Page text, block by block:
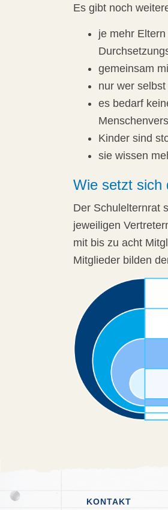
Es gibt noch
je mehr
gemeinsam
nur wer
es bedarf
Kinder sind
sie wissen
Wie setzt sich
Der Schulelternrat
jeweiligen
mit bis zu acht
Mitglieder bilden
KONTAKT